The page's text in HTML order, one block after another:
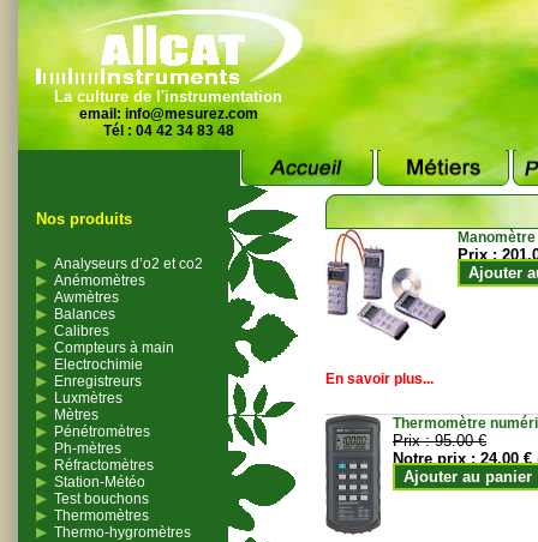
La culture de l'instrumentation
email: info@mesurez.com
Tél : 04 42 34 83 48
Nos produits
Analyseurs d’o2 et co2
Anémomètres
Awmètres
Balances
Calibres
Compteurs à main
Electrochimie
Enregistreurs
Luxmètres
Mètres
Pénétromètres
Ph-mètres
Réfractomètres
Station-Météo
Test bouchons
Thermomètres
Thermo-hygromètres
Prix :
Ajouter
En savoir plus...
Thermomètre
Prix :95.00 €
Notre prix :24.00 €
Ajouter au panier